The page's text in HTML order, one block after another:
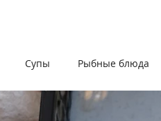
Супы Рыбные блюда
Запеканки